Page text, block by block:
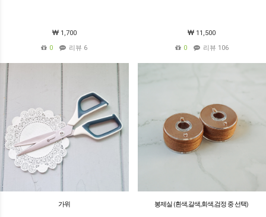
1,700
0
리뷰 6
11,500
0
리뷰 106
가위 봉제실 (흰색,갈색,회색,검정 중 선택)